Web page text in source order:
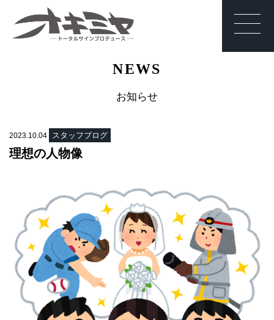
板 有限会社オキNEWS
お知らせ
2023.10.04 スタッフブログ
理想の人物像